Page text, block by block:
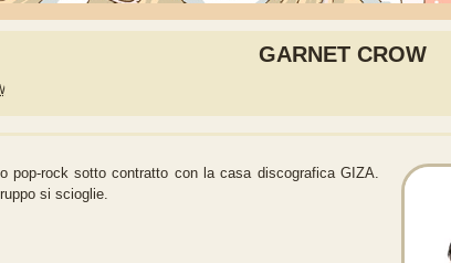
GARNET CROW
pop-rock sotto contratto con la casa discografica GIZA.
si scioglie.